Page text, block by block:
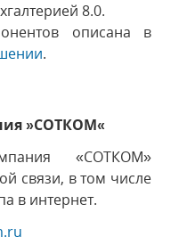
8.0.
описана в
.
»СОТКОМ«
«СОТКОМ»
связи, в том числе
в интернет.